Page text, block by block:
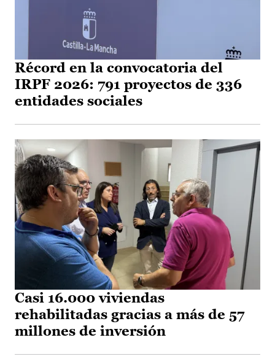
Récord en la convocatoria del
IRPF 2026: 791 proyectos de 336
entidades sociales
Casi 16.000 viviendas
rehabilitadas gracias a más de 57
millones de inversión